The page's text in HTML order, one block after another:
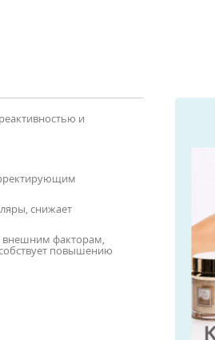
и
снижает
внешним факторам,
повышению